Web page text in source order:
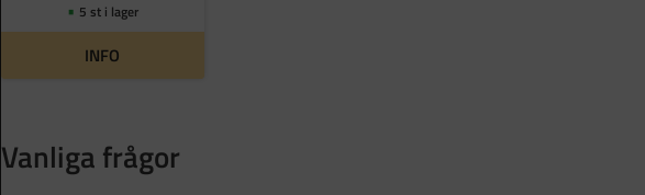
5 st i lager
INFO
Vanliga frågor